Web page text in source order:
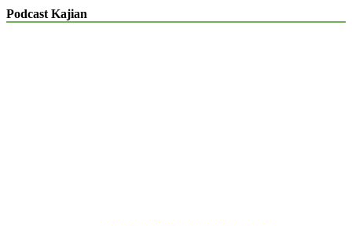
Podcast Kajian